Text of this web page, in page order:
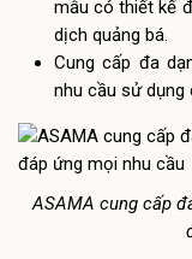
mẫu có thiết kế
dịch quảng bá.
Cung cấp đa
nhu cầu sử dụng
ASAMA cung cấp